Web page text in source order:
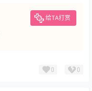
给TA打赏
0 0